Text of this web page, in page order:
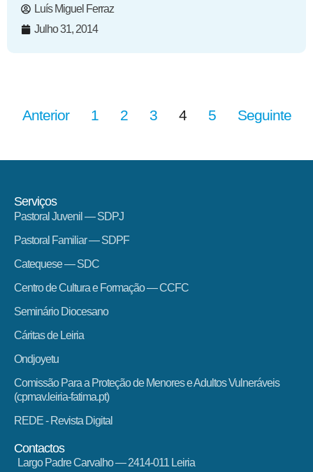
Luís Miguel Ferraz
Julho 31, 2014
Anterior 1 2 3 4 5 Seguinte
Serviços
Pastoral Juvenil — SDPJ
Pastoral Familiar — SDPF
Catequese — SDC
Centro de Cultura e Formação — CCFC
Seminário Diocesano
Cáritas de Leiria
Ondjoyetu
Comissão Para a Proteção de Menores e Adultos Vulneráveis
(cpmav.leiria-fatima.pt)
REDE - Revista Digital
Contactos
Largo Padre Carvalho — 2414-011 Leiria